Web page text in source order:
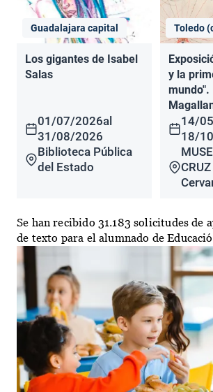
Guadalajara capital
Los gigantes de Isabel
Salas
01/07/2026al
31/08/2026
Biblioteca Pública
del Estado
Toledo
y la
mundo".
14/
18/
Se han recibido 31.183 solicitudes de
de texto para el alumnado de